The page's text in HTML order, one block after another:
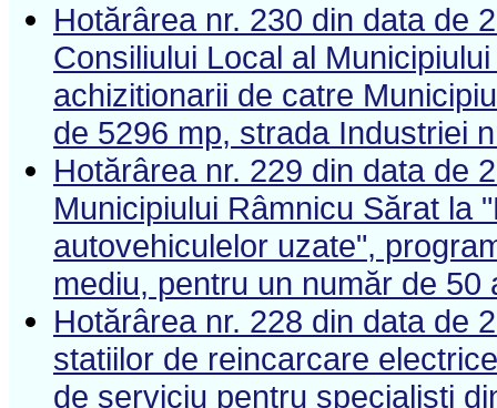
Hotărârea nr. 230 din data de
Consiliului Local al
achizitionarii de catre
de 5296 mp, strada Industriei
Hotărârea nr. 229 din data de
Municipiului Râmnicu Sărat la
autovehiculelor uzate",
mediu, pentru un număr de 50
Hotărârea nr. 228 din data de
statiilor de reincarcare
de serviciu pentru specialisti